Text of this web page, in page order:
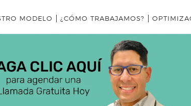
MODELO ¿CÓMO TRABAJAMOS?
INICIO
NUESTRO MODELO
¿CÓMO TRABAJAMOS?
OPTIMIZACIÓN
HORMONAL